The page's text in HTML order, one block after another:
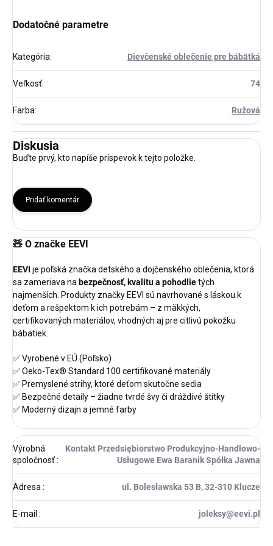
Dodatočné parametre
Kategória: Dievčenské oblečenie pre bábätká
Veľkosť: 74
Farba: Ružová
Diskusia
Buďte prvý, kto napíše príspevok k tejto položke.
Pridať komentár
🧸 O značke EEVI
EEVI je poľská značka detského a dojčenského oblečenia, ktorá
sa zameriava na bezpečnosť, kvalitu a pohodlietých
najmenších. Produkty značky EEVI sú navrhované s láskou k
deťom a rešpektom k ich potrebám – z mäkkých,
certifikovaných materiálov, vhodných aj pre citlivú pokožku
bábätiek.
✅ Vyrobené v EÚ (Poľsko)
✅ Oeko-Tex® Standard 100 certifikované materiály
✅ Premyslené strihy, ktoré deťom skutočne sedia
✅ Bezpečné detaily – žiadne tvrdé švy či dráždivé štítky
✅ Moderný dizajn a jemné farby
Výrobná
spoločnosť:
Kontakt Przedsiębiorstwo Produkcyjno-Handlowo-
Usługowe Ewa Baranik Spółka Jawna
Adresa : ul. Bolesławska 53 B, 32-310 Klucze
E-mail : joleksy@eevi.pl